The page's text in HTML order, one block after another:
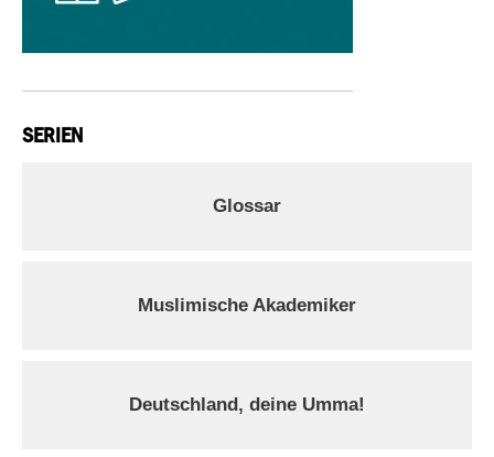
SERIEN
Glossar
Muslimische Akademiker
Deutschland, deine Umma!